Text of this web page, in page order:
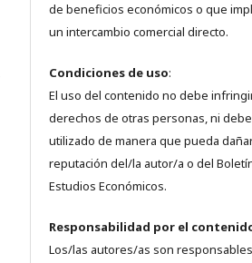
de beneficios económicos o que
un intercambio comercial directo.
Condiciones de uso:
El uso del contenido no debe
derechos de otras personas, ni
utilizado de manera que pueda
reputación del/la autor/a o del
Estudios Económicos.
Responsabilidad por el
Los/las autores/as son